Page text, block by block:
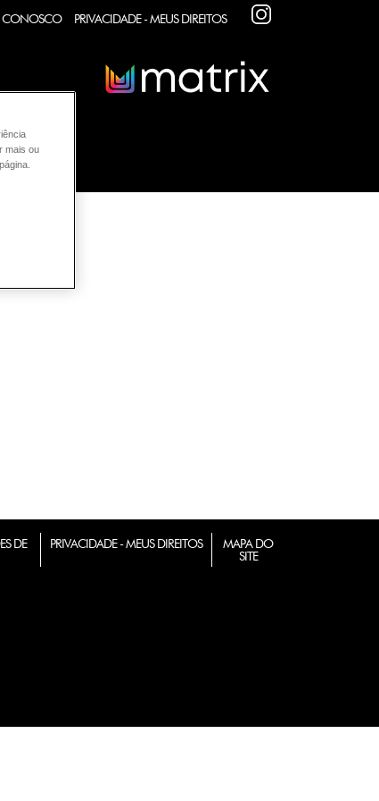
CONOSCO PRIVACIDADE - MEUS DIREITOS
DE
PRIVACIDADE - MEUS DIREITOS
MAPA DO
SITE
mais ou